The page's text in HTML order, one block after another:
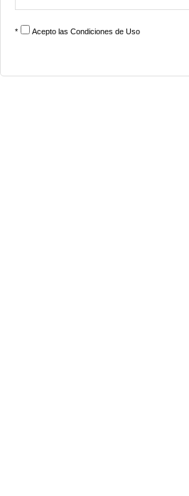
* Acepto las Condiciones de Uso